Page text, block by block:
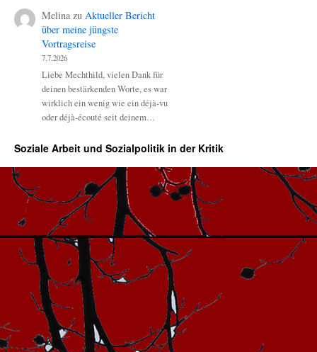
Melina zu Aktueller Bericht
über meine jüngste
Vortragsreise
7.7.2026
Liebe Mechthild, vielen Dank für
deinen bestärkenden Worte, es war
wirklich ein wenig wie ein déjà-vu
oder déjà-écouté seit deinem…
Soziale Arbeit und Sozialpolitik in der Kritik